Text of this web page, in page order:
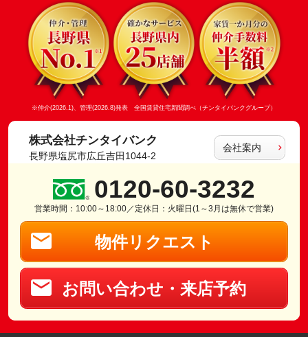
※仲介(2026.1)、管理(2026.8)発表 全国賃貸住宅新聞調べ（チンタイバンクグループ）
株式会社チンタイバンク
長野県塩尻市広丘吉田1044-2
会社案内
0120-60-3232
営業時間：10:00～18:00／定休日：火曜日(1～3月は無休で営業)
物件リクエスト
お問い合わせ・来店予約